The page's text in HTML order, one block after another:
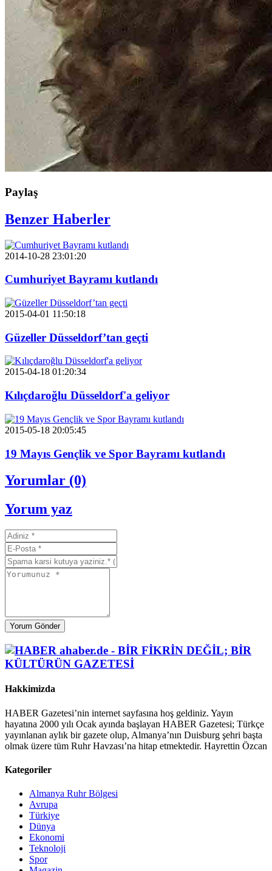
Paylaş
Benzer Haberler
2014-10-28 23:01:20
Cumhuriyet Bayramı kutlandı
2015-04-01 11:50:18
Güzeller Düsseldorf’tan geçti
2015-04-18 01:20:34
Kılıçdaroğlu Düsseldorf'a geliyor
2015-05-18 20:05:45
19 Mayıs Gençlik ve Spor Bayramı kutlandı
Yorumlar (0)
Yorum yaz
Yorum Gönder
Hakkimizda
HABER Gazetesi’nin internet sayfasına hoş geldiniz. Yayın
hayatına 2000 yılı Ocak ayında başlayan HABER Gazetesi; Türkçe
yayınlanan aylık bir gazete olup, Almanya’nın Duisburg şehri başta
olmak üzere tüm Ruhr Havzası’na hitap etmektedir. Hayrettin Özcan
Kategoriler
Almanya Ruhr Bölgesi
Avrupa
Türkiye
Dünya
Ekonomi
Teknoloji
Spor